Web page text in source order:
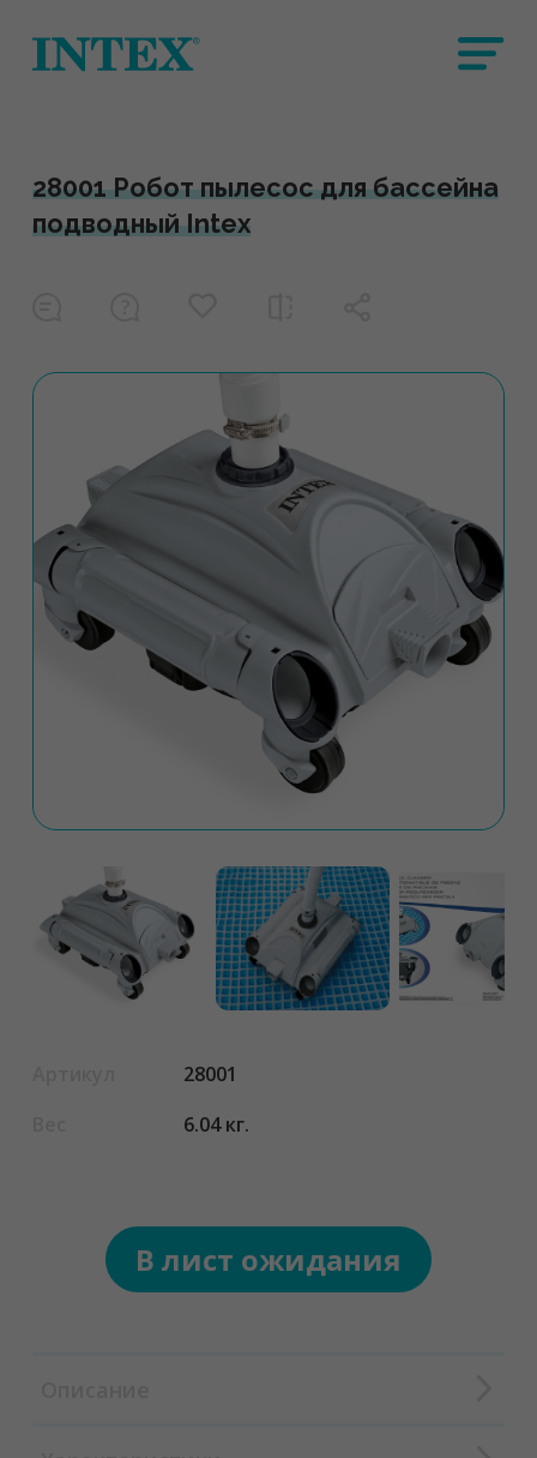
28001 Робот пылесос для бассейна
подводный Intex
28001
6.04 кг.
В лист ожидания